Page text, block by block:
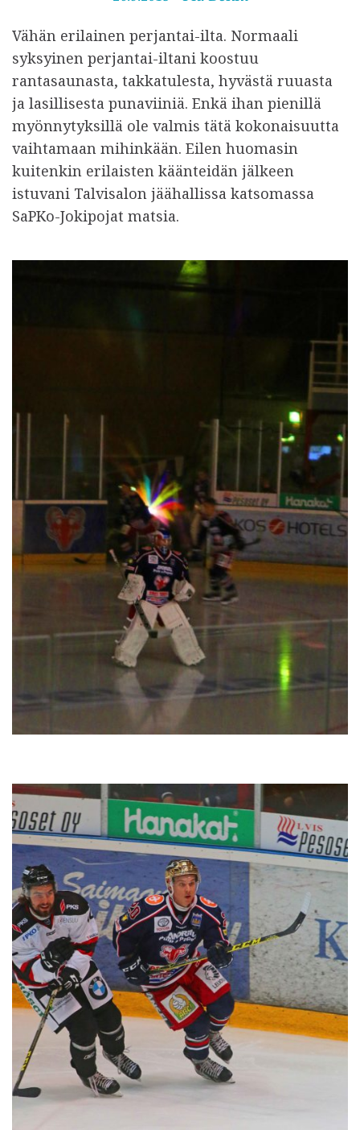
l
k
a
i
s
t
u
Vähän erilainen perjantai-ilta. Normaali
syksyinen perjantai-iltani koostuu
rantasaunasta, takkatulesta, hyvästä ruuasta
ja lasillisesta punaviiniä. Enkä ihan pienillä
myönnytyksillä ole valmis tätä kokonaisuutta
vaihtamaan mihinkään. Eilen huomasin
kuitenkin erilaisten käänteidän jälkeen
istuvani Talvisalon jäähallissa katsomassa
SaPKo-Jokipojat matsia.